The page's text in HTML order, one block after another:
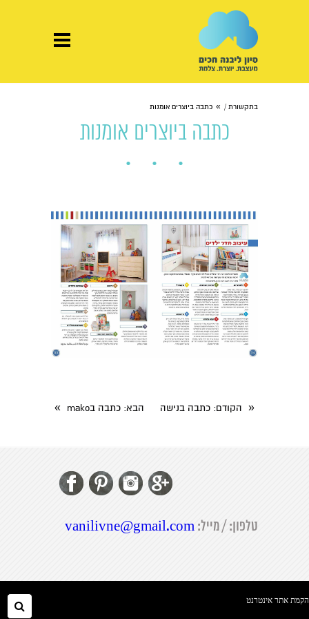
בתקשורת / » כתבה ביוצרים אומנות
כתבה ביוצרים אומנות
« הקודם: כתבה בנישה הבא: כתבה בmako »
טלפון: / מייל: vanilivne@gmail.com
הקמת אתר אינטרנט